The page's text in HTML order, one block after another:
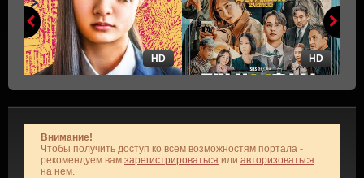
HD HD
Внимание!
Чтобы получить доступ ко всем возможностям портала -
рекомендуем вам зарегистрироваться или авторизоваться
на нем.